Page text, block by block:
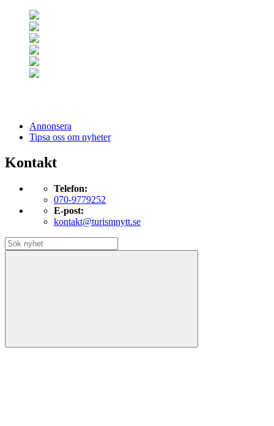
Annonsera
Tipsa oss om nyheter
Kontakt
Telefon:
070-9779252
E-post:
kontakt@turismnytt.se